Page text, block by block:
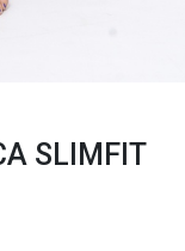
SLIMFIT